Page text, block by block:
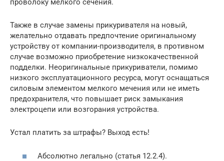
проволоку мелкого сечения.
Также в случае замены прикуривателя на новый,
желательно отдавать предпочтение оригинальному
устройству от компании-производителя, в противном
случае возможно приобретение низкокачественной
подделки. Неоригинальные прикуриватели, помимо
низкого эксплуатационного ресурса, могут оснащаться
силовым элементом мелкого мечения или не иметь
предохранителя, что повышает риск замыкания
электроцепи или возгорания устройства.
Устал платить за штрафы? Выход есть!
Абсолютно легально (статья 12.2.4).